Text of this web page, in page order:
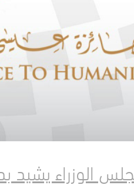
الوزراء يشيد